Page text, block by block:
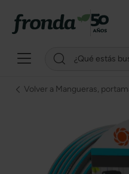
Volver a Mangueras,